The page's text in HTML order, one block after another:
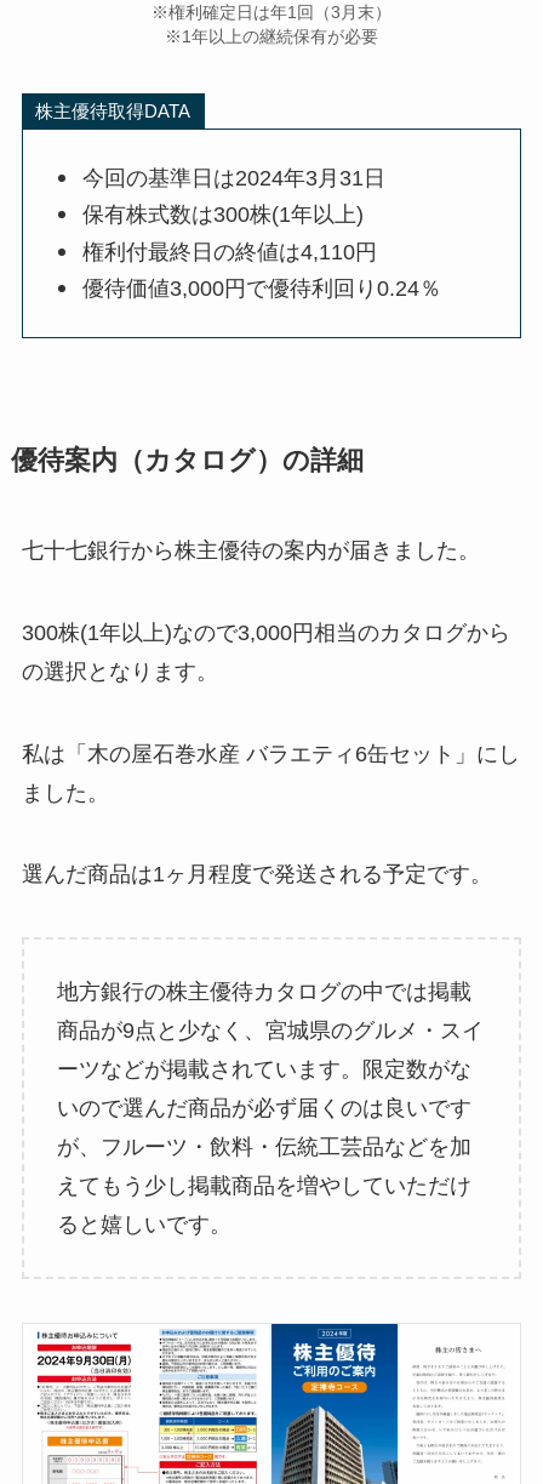
※権利確定日は年1回（3月末）
※1年以上の継続保有が必要
株主優待取得DATA
今回の基準日は2024年3月31日
保有株式数は300株(1年以上)
権利付最終日の終値は4,110円
優待価値3,000円で優待利回り0.24％
優待案内（カタログ）の詳細
七十七銀行から株主優待の案内が届きました。
300株(1年以上)なので3,000円相当のカタログから
の選択となります。
私は「木の屋石巻水産 バラエティ6缶セット」にし
ました。
選んだ商品は1ヶ月程度で発送される予定です。
地方銀行の株主優待カタログの中では掲載
商品が9点と少なく、宮城県のグルメ・スイ
ーツなどが掲載されています。限定数がな
いので選んだ商品が必ず届くのは良いです
が、フルーツ・飲料・伝統工芸品などを加
えてもう少し掲載商品を増やしていただけ
ると嬉しいです。